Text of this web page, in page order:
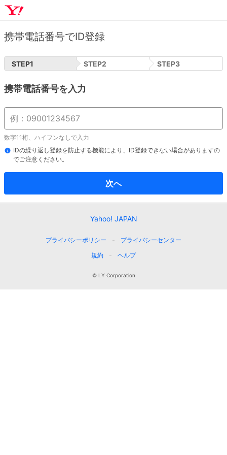
携帯電話番号でID登録
STEP1 STEP2 STEP3
携帯電話番号を入力
数字11桁、ハイフンなしで入力
IDの繰り返し登録を防止する機能により、ID登録できない場合がありますの
でご注意ください。
次へ
Yahoo! JAPAN
プライバシーポリシー
プライバシーセンター
規約
ヘルプ
© LY Corporation